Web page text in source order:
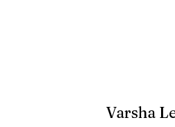
Varsha